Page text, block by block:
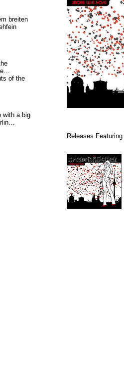
breiten
of the
with a big
Releases Featuring